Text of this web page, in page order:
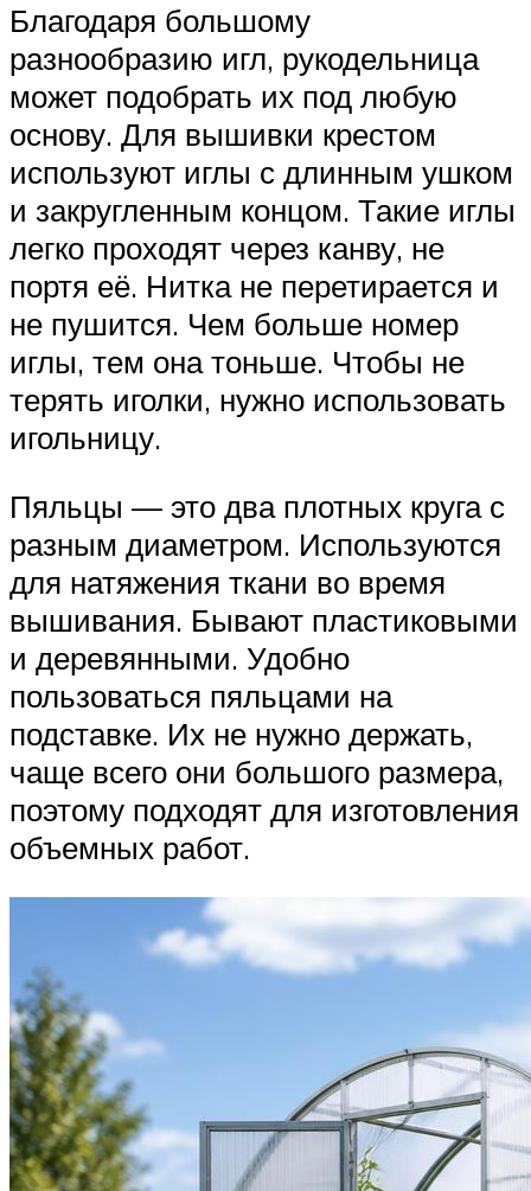
Благодаря большому
разнообразию игл, рукодельница
может подобрать их под любую
основу. Для вышивки крестом
используют иглы с длинным ушком
и закругленным концом. Такие иглы
легко проходят через канву, не
портя её. Нитка не перетирается и
не пушится. Чем больше номер
иглы, тем она тоньше. Чтобы не
терять иголки, нужно использовать
игольницу.
Пяльцы — это два плотных круга с
разным диаметром. Используются
для натяжения ткани во время
вышивания. Бывают пластиковыми
и деревянными. Удобно
пользоваться пяльцами на
подставке. Их не нужно держать,
чаще всего они большого размера,
поэтому подходят для изготовления
объемных работ.